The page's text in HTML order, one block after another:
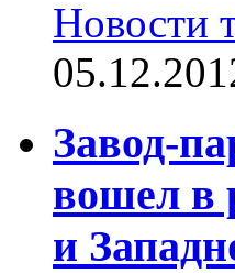
Новости
Завод-
вошел в
и